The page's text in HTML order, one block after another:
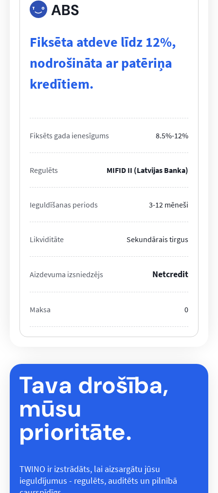
ABS
Fiksēta atdeve līdz 12%,
nodrošināta ar patēriņa
kredītiem.
Fiksēts gada ienesīgums 8.5%-12%
Regulēts MIFID II (Latvijas Banka)
Ieguldīšanas periods 3-12 mēneši
Likviditāte Sekundārais tirgus
Aizdevuma izsniedzējs Netcredit
Maksa 0
Tava drošība,
mūsu
prioritāte.
TWINO ir izstrādāts, lai aizsargātu jūsu
ieguldījumus - regulēts, auditēts un pilnībā